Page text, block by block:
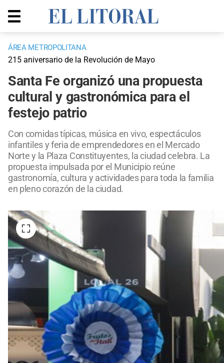
ÁREA METROPOLITANA
215 aniversario de la Revolución de Mayo
Santa Fe organizó una propuesta
cultural y gastronómica para el
festejo patrio
Con comidas típicas, música en vivo, espectáculos
infantiles y feria de emprendedores en el Mercado
Norte y la Plaza Constituyentes, la ciudad celebra. La
propuesta impulsada por el Municipio reúne
gastronomía, cultura y actividades para toda la familia
en pleno corazón de la ciudad.